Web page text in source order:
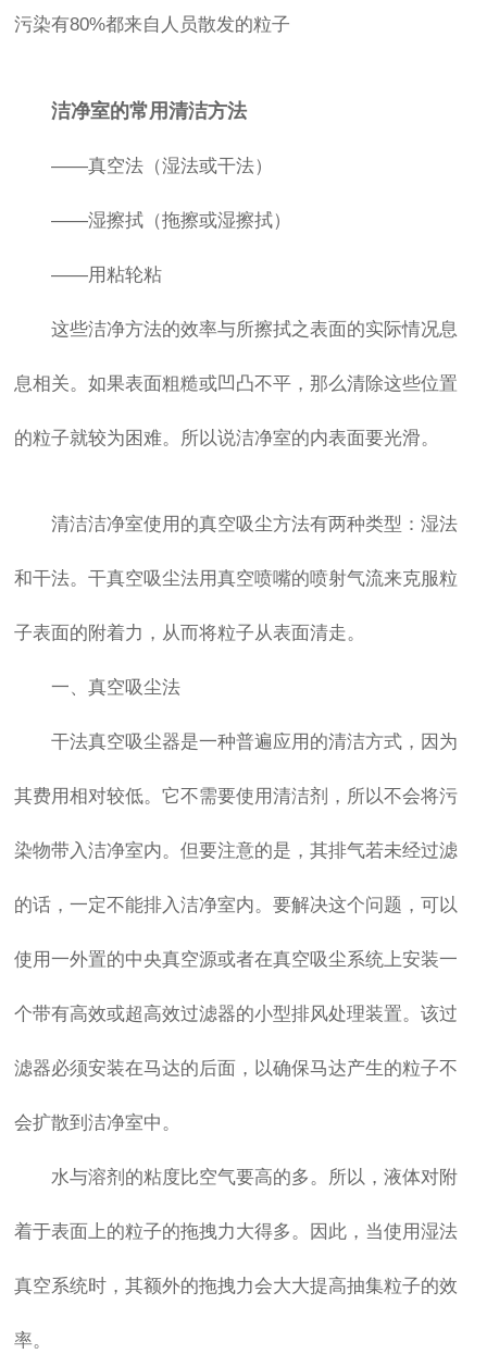
污染有80%都来自人员散发的粒子
洁净室的常用清洁方法
——真空法（湿法或干法）
——湿擦拭（拖擦或湿擦拭）
——用粘轮粘
这些洁净方法的效率与所擦拭之表面的实际情况息
息相关。如果表面粗糙或凹凸不平，那么清除这些位置
的粒子就较为困难。所以说洁净室的内表面要光滑。
清洁洁净室使用的真空吸尘方法有两种类型：湿法
和干法。干真空吸尘法用真空喷嘴的喷射气流来克服粒
子表面的附着力，从而将粒子从表面清走。
一、真空吸尘法
干法真空吸尘器是一种普遍应用的清洁方式，因为
其费用相对较低。它不需要使用清洁剂，所以不会将污
染物带入洁净室内。但要注意的是，其排气若未经过滤
的话，一定不能排入洁净室内。要解决这个问题，可以
使用一外置的中央真空源或者在真空吸尘系统上安装一
个带有高效或超高效过滤器的小型排风处理装置。该过
滤器必须安装在马达的后面，以确保马达产生的粒子不
会扩散到洁净室中。
水与溶剂的粘度比空气要高的多。所以，液体对附
着于表面上的粒子的拖拽力大得多。因此，当使用湿法
真空系统时，其额外的拖拽力会大大提高抽集粒子的效
率。